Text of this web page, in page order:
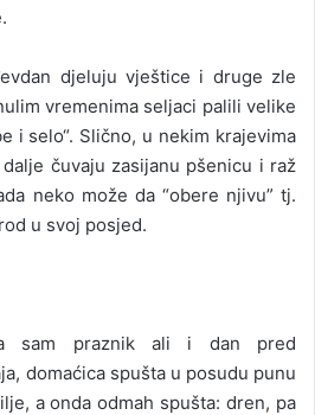
djeluju vještice i druge zle
vremenima seljaci palili velike
i selo“. Slično, u nekim krajevima
čuvaju zasijanu pšenicu i raž
neko može da “obere njivu” tj.
u svoj posjed.
sam praznik ali i dan pred
domaćica spušta u posudu punu
a onda odmah spušta: dren, pa